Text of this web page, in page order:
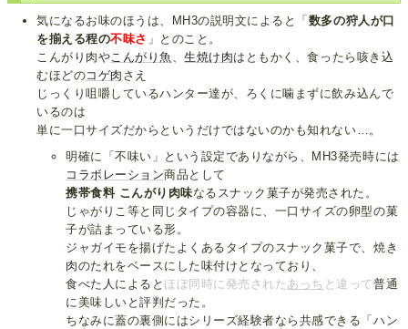
気になるお味のほうは、MH3の説明文によると「 数多の狩人が口
を揃える程の不味さ 」とのこと。
こんがり肉やこんがり魚 、生焼け肉はともかく、食ったら咳き込
むほどのコゲ肉 さえ
じっくり咀嚼しているハンター達が、ろくに噛まずに飲み込んで
いるのは
単に一口サイズだからというだけではないのかも知れない…。
明確に「不味い」という設定でありながら、MH3発売時には
コラボレーション商品として
携帯食料 こんがり肉味なるスナック菓子が発売された。
じゃがりこ等と同じタイプの容器に、一口サイズの卵型の菓
子が詰まっている形。
ジャガイモを揚げたよくあるタイプのスナック菓子で、焼き
肉のたれをベースにした味付けとなっており、
食べた人によると ほぼ同時に発売された あっち と違って普通
に美味しいと評判だった。
ちなみに蓋の裏側にはシリーズ経験者なら共感できる「ハン